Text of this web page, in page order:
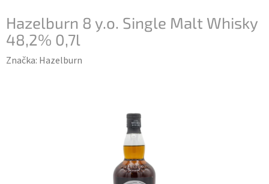
Hazelburn 8 y.o. Single Malt Whisky
48,2% 0,7l
Značka: Hazelburn